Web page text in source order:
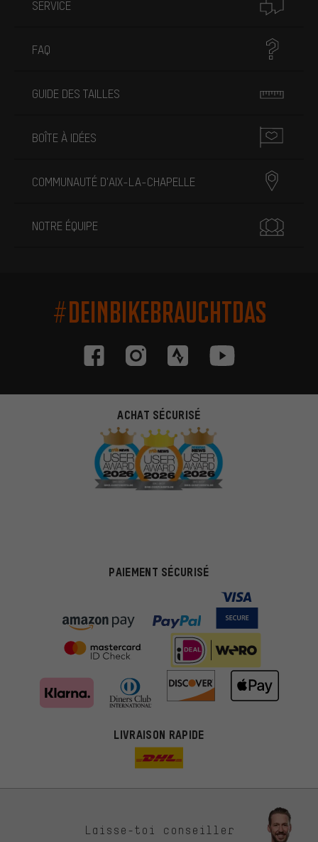
SERVICE
FAQ
GUIDE DES TAILLES
BOÎTE À IDÉES
COMMUNAUTÉ D'AIX-LA-CHAPELLE
NOTRE ÉQUIPE
#DEINBIKEBRAUCHTDAS
ACHAT SÉCURISÉ
PAIEMENT SÉCURISÉ
LIVRAISON RAPIDE
Laisse-toi conseiller
Des offres plus adaptées